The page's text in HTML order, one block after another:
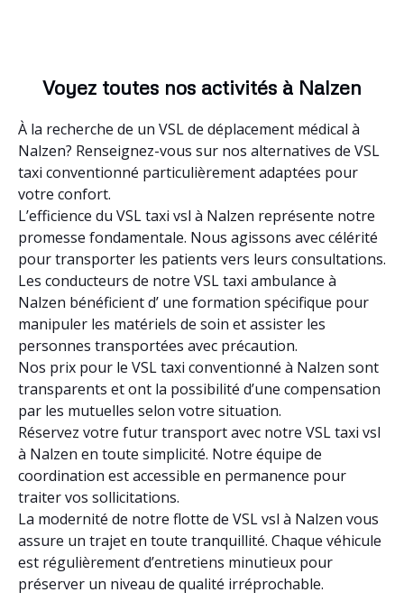
Voyez toutes nos activités à Nalzen
À la recherche de un VSL de déplacement médical à
Nalzen? Renseignez-vous sur nos alternatives de VSL
taxi conventionné particulièrement adaptées pour
votre confort.
L’efficience du VSL taxi vsl à Nalzen représente notre
promesse fondamentale. Nous agissons avec célérité
pour transporter les patients vers leurs consultations.
Les conducteurs de notre VSL taxi ambulance à
Nalzen bénéficient d’ une formation spécifique pour
manipuler les matériels de soin et assister les
personnes transportées avec précaution.
Nos prix pour le VSL taxi conventionné à Nalzen sont
transparents et ont la possibilité d’une compensation
par les mutuelles selon votre situation.
Réservez votre futur transport avec notre VSL taxi vsl
à Nalzen en toute simplicité. Notre équipe de
coordination est accessible en permanence pour
traiter vos sollicitations.
La modernité de notre flotte de VSL vsl à Nalzen vous
assure un trajet en toute tranquillité. Chaque véhicule
est régulièrement d’entretiens minutieux pour
préserver un niveau de qualité irréprochable.